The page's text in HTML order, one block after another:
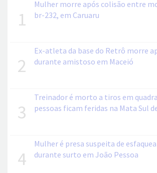
1
Mulher morre após colisão entre
br-232, em Caruaru
2
Ex-atleta da base do Retrô morre
durante amistoso em Maceió
3
Treinador é morto a tiros em
pessoas ficam feridas na Mata Sul
4
Mulher é presa suspeita de
durante surto em João Pessoa